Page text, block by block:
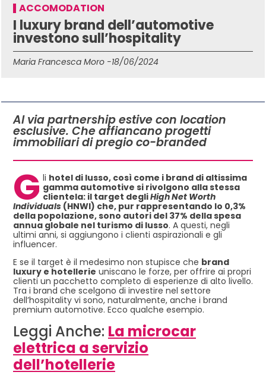
ACCOMODATION
I luxury brand dell’automotive
investono sull’hospitality
Maria Francesca Moro -18/06/2024
Al via partnership estive con location
esclusive. Che affiancano progetti
immobiliari di pregio co-branded
G li hotel di lusso, così come i brand di altissima
gamma automotive si rivolgono alla stessa
clientela: il target degliHigh Net Worth
Individuals (HNWI) che, pur rappresentando lo 0,3%
della popolazione, sono autori del 37% della spesa
annua globale nel turismo di lusso. A questi, negli
ultimi anni, si aggiungono i clienti aspirazionali e gli
influencer.
E se il target è il medesimo non stupisce che brand
luxury e hotellerie uniscano le forze, per offrire ai propri
clienti un pacchetto completo di esperienze di alto livello.
Tra i brand che scelgono di investire nel settore
dell’hospitality vi sono, naturalmente, anche i brand
premium automotive. Ecco qualche esempio.
Leggi Anche: La microcar
elettrica a servizio
dell’hotellerie